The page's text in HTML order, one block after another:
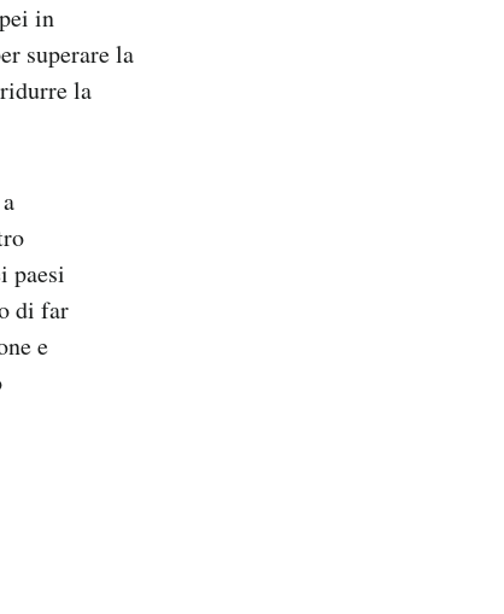
in
superare la
la
paesi
di far
e